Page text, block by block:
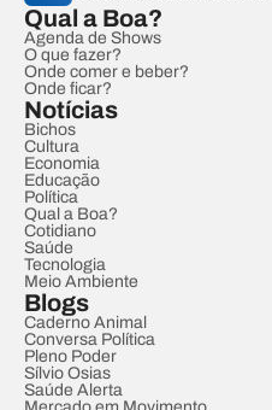
Qual a Boa?
Agenda de Shows
O que fazer?
Onde comer e beber?
Onde ficar?
Notícias
Bichos
Cultura
Economia
Educação
Política
Qual a Boa?
Cotidiano
Saúde
Tecnologia
Meio Ambiente
Blogs
Caderno Animal
Conversa Política
Pleno Poder
Sílvio Osias
Saúde Alerta